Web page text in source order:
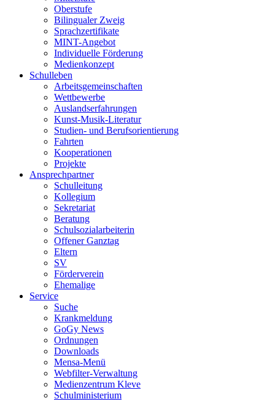
Oberstufe
Bilingualer Zweig
Sprachzertifikate
MINT-Angebot
Individuelle Förderung
Medienkonzept
Schulleben
Arbeitsgemeinschaften
Wettbewerbe
Auslandserfahrungen
Kunst-Musik-Literatur
Studien- und Berufsorientierung
Fahrten
Kooperationen
Projekte
Ansprechpartner
Schulleitung
Kollegium
Sekretariat
Beratung
Schulsozialarbeiterin
Offener Ganztag
Eltern
SV
Förderverein
Ehemalige
Service
Suche
Krankmeldung
GoGy News
Ordnungen
Downloads
Mensa-Menü
Webfilter-Verwaltung
Medienzentrum Kleve
Schulministerium